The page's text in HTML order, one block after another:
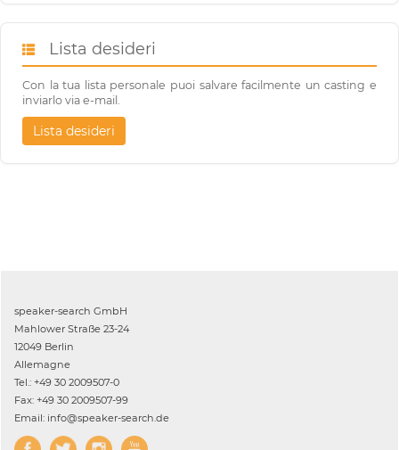
Lista desideri
Con la tua lista personale puoi salvare facilmente un casting e
inviarlo via e-mail.
Lista desideri
speaker-search GmbH
Mahlower Straße 23-24
12049 Berlin
Allemagne
Tel.: +49 30 2009507-0
Fax: +49 30 2009507-99
Email: info@speaker-search.de